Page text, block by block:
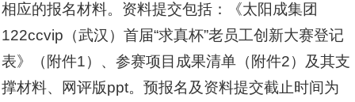
相应的报名材料。资料提交包括：《太阳成集团
122ccvip（武汉）首届“求真杯”老员工创新大赛登记
表》（附件1）、参赛项目成果清单（附件2）及其支
撑材料、网评版ppt。预报名及资料提交截止时间为